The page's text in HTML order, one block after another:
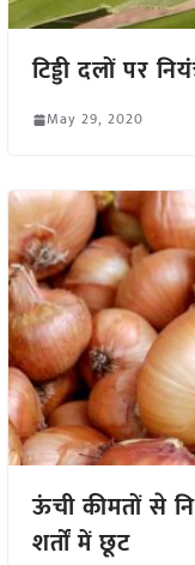
टिड्डी दलों पर
May 29, 2020
ऊंची कीमतों से
शर्तों में छूट